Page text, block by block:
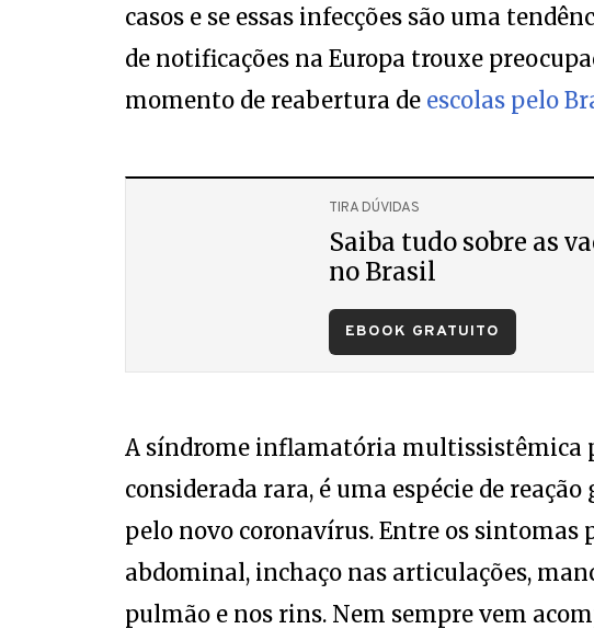
casos e se essas infecções são uma
de notificações na Europa trouxe
momento de reabertura de escolas pelo
TIRA DÚVIDAS
Saiba tudo sobre as
no Brasil
EBOOK GRATUITO
A síndrome inflamatória multissistêmica
considerada rara, é uma espécie de
pelo novo coronavírus. Entre os sintomas
abdominal, inchaço nas articulações,
pulmão e nos rins. Nem sempre vem